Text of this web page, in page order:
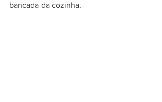
bancada da cozinha.